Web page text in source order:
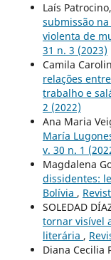
Laís
submissão
violenta de
31 n. 3 (2023)
Camila
relações
trabalho e
2 (2022)
Ana Maria
María
v. 30 n. 1
Magdalena
dissidentes:
Bolívia ,
SOLEDAD
tornar visível
literária ,
Diana Cecilia